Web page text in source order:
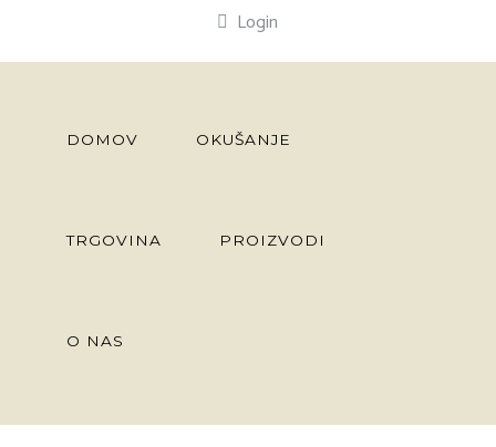
Login
DOMOV OKUŠANJE
TRGOVINA PROIZVODI
O NAS